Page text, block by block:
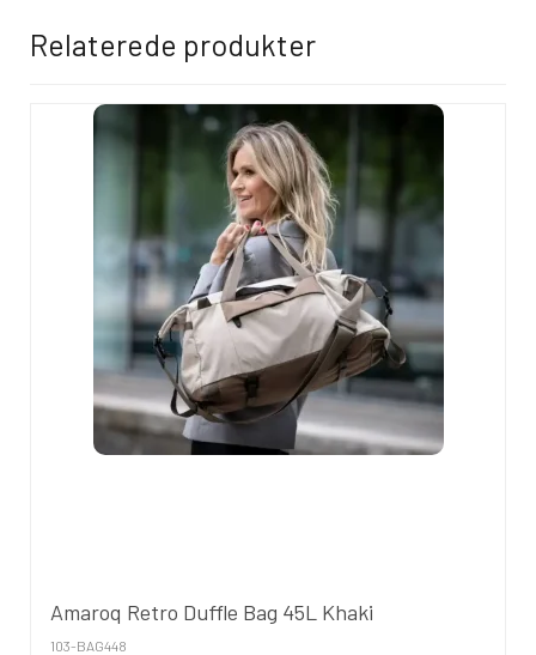
Relaterede produkter
Amaroq Retro Duffle Bag 45L Khaki
103-BAG448